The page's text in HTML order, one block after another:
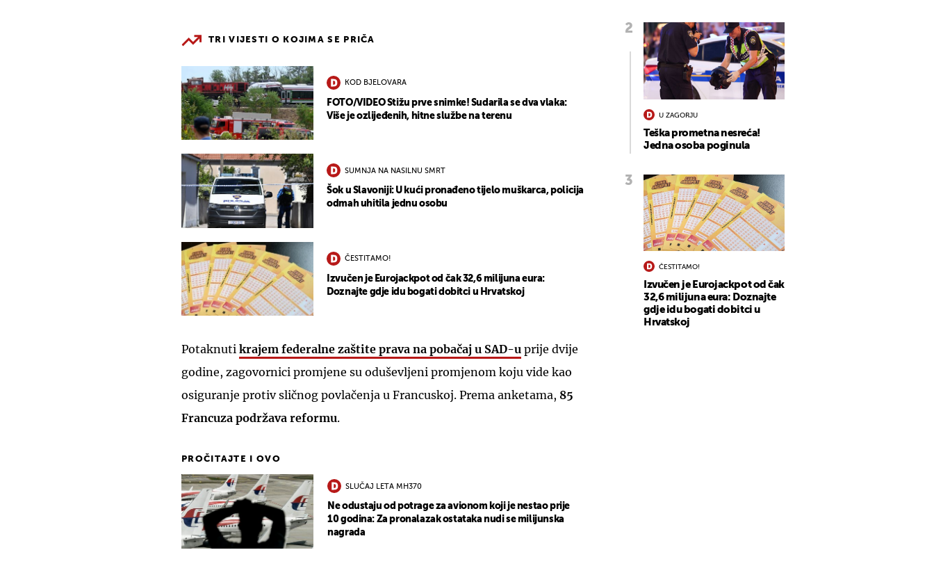
TRI VIJESTI O KOJIMA SE PRIČA
KOD BJELOVARA
FOTO/VIDEO Stižu prve snimke! Sudarila se dva vlaka:
Više je ozlijeđenih, hitne službe na terenu
SUMNJA NA NASILNU SMRT
Šok u Slavoniji: U kući pronađeno tijelo muškarca, policija
odmah uhitila jednu osobu
ČESTITAMO!
Izvučen je Eurojackpot od čak 32,6 milijuna eura:
Doznajte gdje idu bogati dobitci u Hrvatskoj
Potaknuti krajem federalne zaštite prava na pobačaj u SAD-u prije dvije
godine, zagovornici promjene su oduševljeni promjenom koju vide kao
osiguranje protiv sličnog povlačenja u Francuskoj. Prema anketama, 85
Francuza podržava reformu.
PROČITAJTE I OVO
SLUČAJ LETA MH370
Ne odustaju od potrage za avionom koji je nestao prije
10 godina: Za pronalazak ostataka nudi se milijunska
nagrada
U ZAGORJU
Teška prometna nesreća!
Jedna osoba poginula
ČESTITAMO!
Izvučen je Eurojackpot od čak
32,6 milijuna eura: Doznajte
gdje idu bogati dobitci u
Hrvatskoj